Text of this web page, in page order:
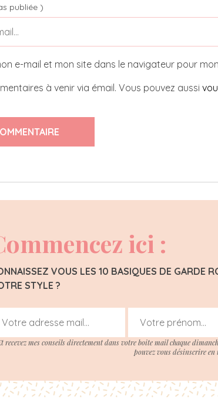
publiée )
e-mail et mon site dans le navigateur pour
à venir via émail. Vous pouvez aussi
ici :
VOUS LES 10 BASIQUES DE GARDE
STYLE ?
recevez mes conseils directement dans votre boite mail chaque
pouvez vous désinscrire en